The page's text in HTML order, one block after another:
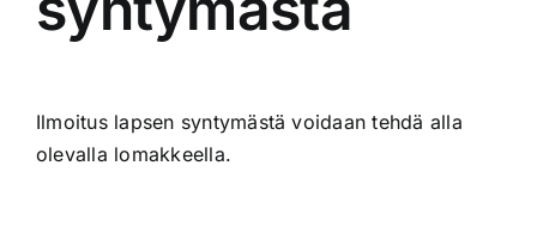
Ilmoitus lapsen syntymästä voidaan tehdä alla
olevalla lomakkeella.